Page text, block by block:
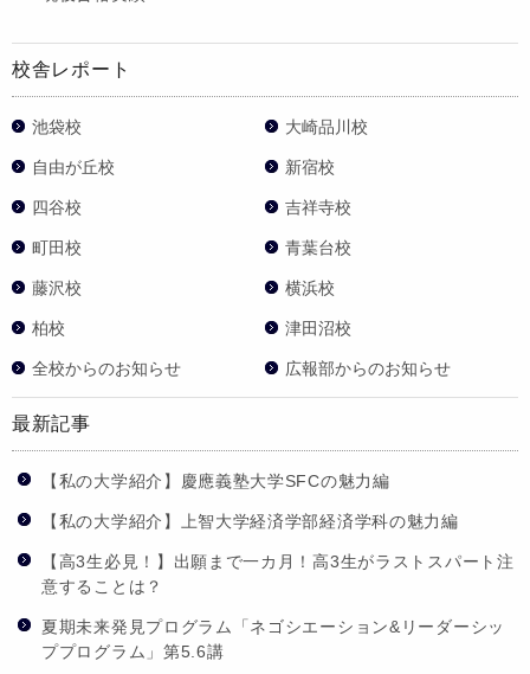
校舎レポート
池袋校 大崎品川校
自由が丘校 新宿校
四谷校 吉祥寺校
町田校 青葉台校
藤沢校 横浜校
柏校 津田沼校
全校からのお知らせ 広報部からのお知らせ
最新記事
【私の大学紹介】慶應義塾大学SFCの魅力編
【私の大学紹介】上智大学経済学部経済学科の魅力編
【高3生必見！】出願まで一カ月！高3生がラストスパート注
意することは？
夏期未来発見プログラム「ネゴシエーション&リーダーシッ
ププログラム」第5.6講